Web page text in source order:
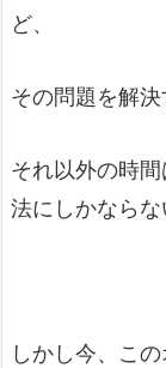
ど、
その問題を解決
それ以外の時
法にしかならな
しかし今、こ